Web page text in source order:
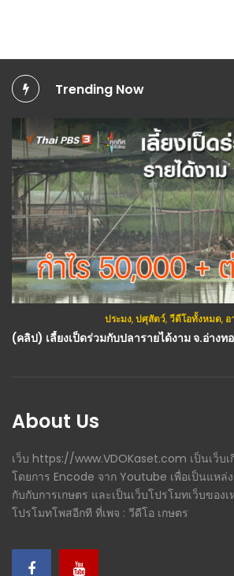
Trending Now
ประมง,ปศุสัตว์,วีดีโอทั้งหมด, อ
About Us
เว็บ https://www.VDOKaset.com เป็นเว็บเ
โดยการ Encode จาก Youtube เพื่อเป็นแหล่
กับกับการเกษตร และเป็นเว็บโปรโมทเว็บของ
โปรโมทโพสอีกที ที่เพจ : วีดีโอ เกษตร